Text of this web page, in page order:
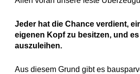
Jeder hat die Chance verdient,
eigenen Kopf zu besitzen, und
auszuleihen.
Aus diesem Grund gibt es